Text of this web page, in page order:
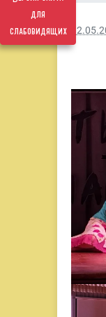
для
слабовидящих